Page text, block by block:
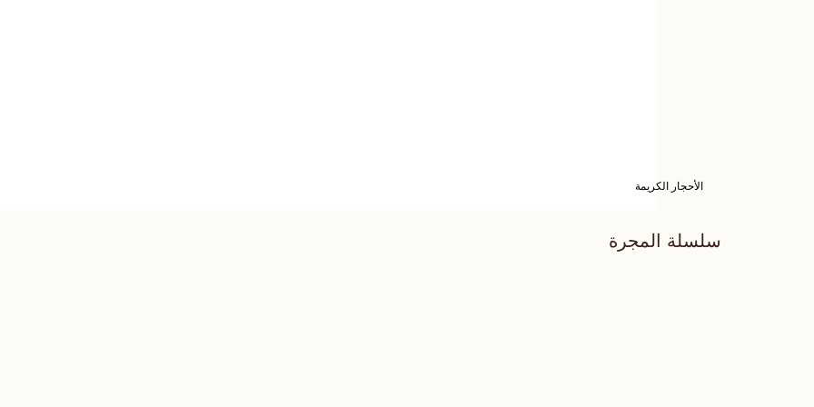
الأحجار الكريمة
سلسلة المجرة